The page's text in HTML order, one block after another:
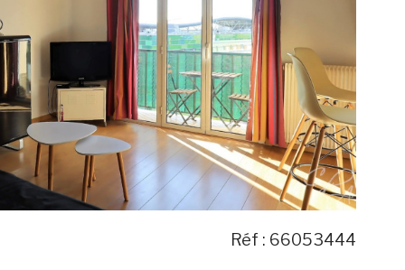
voir le
bien
Réf : 66053444